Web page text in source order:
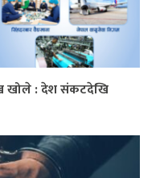
मुख खोले : देश संकटदेखि